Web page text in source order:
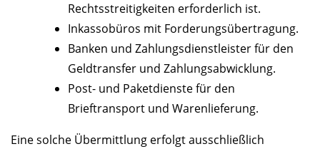
Rechtsstreitigkeiten erforderlich ist.
Inkassobüros mit Forderungsübertragung.
Banken und Zahlungsdienstleister für den
Geldtransfer und Zahlungsabwicklung.
Post- und Paketdienste für den
Brieftransport und Warenlieferung.
Eine solche Übermittlung erfolgt ausschließlich